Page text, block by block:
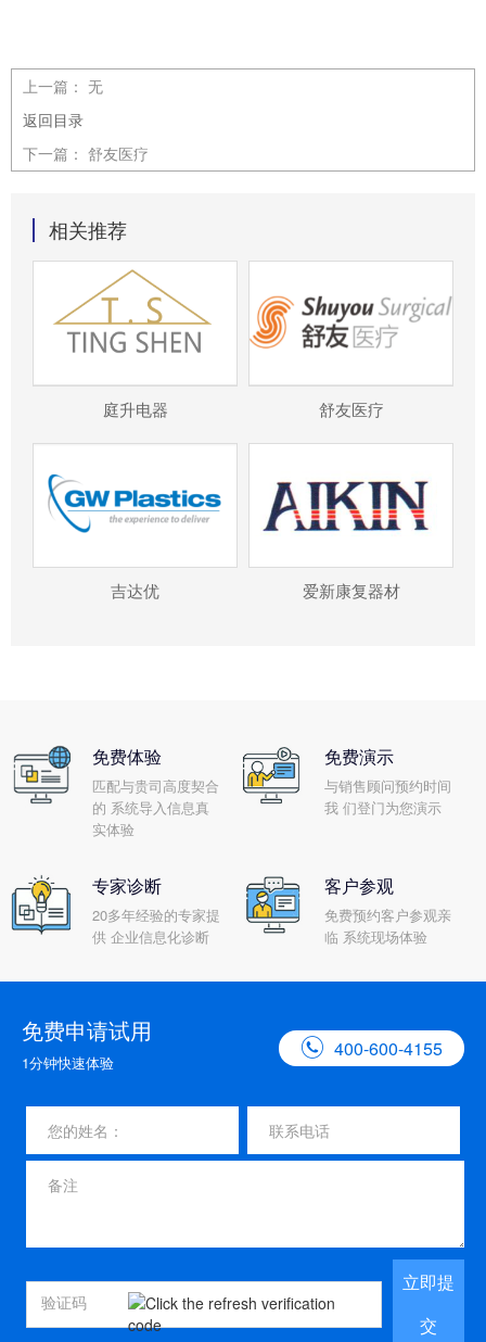
上一篇： 无
返回目录
下一篇： 舒友医疗
相关推荐
庭升电器 舒友医疗
吉达优 爱新康复器材
免费体验
匹配与贵司高度契合
的 系统导入信息真
实体验
免费演示
与销售顾问预约时间
我 们登门为您演示
专家诊断
20多年经验的专家提
供 企业信息化诊断
客户参观
免费预约客户参观亲
临 系统现场体验
免费申请试用
1分钟快速体验
 400-600-4155
立即提
交